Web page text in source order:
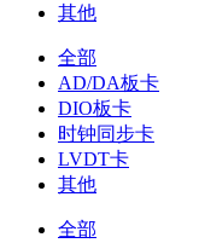
其他
全部
AD/DA板卡
DIO板卡
时钟同步卡
LVDT卡
其他
全部